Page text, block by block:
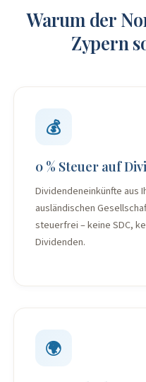
Warum der
Zypern
💰
0 % Steuer auf
Dividendeneinkünfte aus
ausländischen
steuerfrei – keine SDC,
Dividenden.
🌍